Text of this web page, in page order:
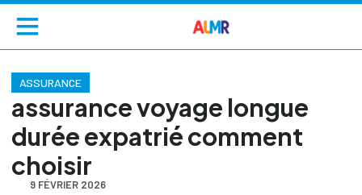
ASSURANCE
assurance voyage longue
durée expatrié comment
choisir
9 FÉVRIER 2026